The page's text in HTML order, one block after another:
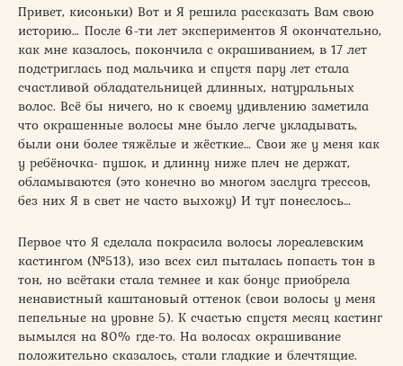
Привет, кисоньки) Вот и Я решила рассказать Вам свою
историю… После 6-ти лет экспериментов Я окончательно,
как мне казалось, покончила с окрашиванием, в 17 лет
подстриглась под мальчика и спустя пару лет стала
счастливой обладательницей длинных, натуральных
волос. Всё бы ничего, но к своему удивлению заметила
что окрашенные волосы мне было легче укладывать,
были они более тяжёлые и жёсткие… Свои же у меня как
у ребёночка- пушок, и длинну ниже плеч не держат,
обламываются (это конечно во многом заслуга трессов,
без них Я в свет не часто выхожу) И тут понеслось…
Первое что Я сделала покрасила волосы лореалевским
кастингом (№513), изо всех сил пыталась попасть тон в
тон, но всётаки стала темнее и как бонус приобрела
ненавистный каштановый оттенок (свои волосы у меня
пепельные на уровне 5). К счастью спустя месяц кастинг
вымылся на 80% где-то. На волосах окрашивание
положительно сказалось, стали гладкие и блечтящие.